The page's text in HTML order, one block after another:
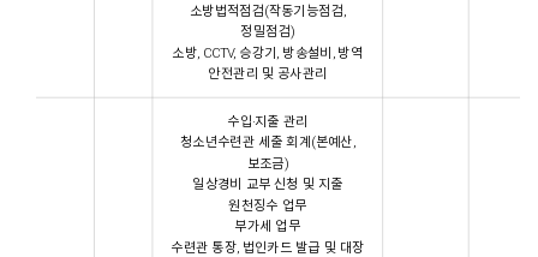
소방법적점검(작동기능점검,
정밀점검)
소방, CCTV, 승강기, 방송설비, 방역
안전관리 및 공사관리
수입·지출 관리
청소년수련관 세출 회계(본예산,
보조금)
일상경비 교부 신청 및 지출
원천징수 업무
부가세 업무
수련관 통장, 법인카드 발급 및 대장